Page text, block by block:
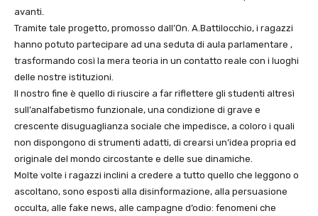
avanti.
Tramite tale progetto, promosso dall’On. A.Battilocchio, i ragazzi
hanno potuto partecipare ad una seduta di aula parlamentare ,
trasformando così la mera teoria in un contatto reale con i luoghi
delle nostre istituzioni.
Il nostro fine è quello di riuscire a far riflettere gli studenti altresì
sull’analfabetismo funzionale, una condizione di grave e
crescente disuguaglianza sociale che impedisce, a coloro i quali
non dispongono di strumenti adatti, di crearsi un’idea propria ed
originale del mondo circostante e delle sue dinamiche.
Molte volte i ragazzi inclini a credere a tutto quello che leggono o
ascoltano, sono esposti alla disinformazione, alla persuasione
occulta, alle fake news, alle campagne d’odio: fenomeni che